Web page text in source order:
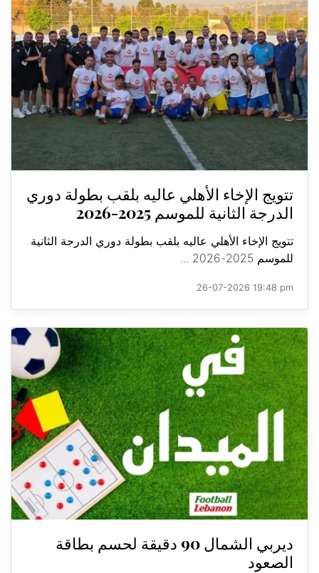
تتويج الإخاء الأهلي عاليه بلقب بطولة دوري
الدرجة الثانية للموسم 2025-2026
تتويج الإخاء الأهلي عاليه بلقب بطولة دوري الدرجة الثانية
للموسم 2025-2026 ...
26-07-2026 19:48 pm
ديربي الشمال 90 دقيقة لحسم بطاقة
الصعود